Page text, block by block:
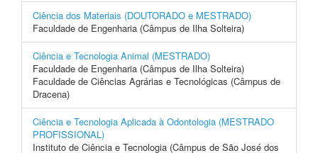
Ciência dos Materiais (DOUTORADO e MESTRADO)
Faculdade de Engenharia (Câmpus de Ilha Solteira)
Ciência e Tecnologia Animal (MESTRADO)
Faculdade de Engenharia (Câmpus de Ilha Solteira)
Faculdade de Ciências Agrárias e Tecnológicas (Câmpus de
Dracena)
Ciência e Tecnologia Aplicada à Odontologia (MESTRADO
PROFISSIONAL)
Instituto de Ciência e Tecnologia (Câmpus de São José dos